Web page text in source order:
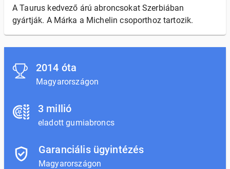
A Taurus kedvező árú abroncsokat Szerbiában
gyártják. A Márka a Michelin csoporthoz tartozik.
2014 óta
Magyarországon
3 millió
eladott gumiabroncs
Garanciális ügyintézés
Magyarországon